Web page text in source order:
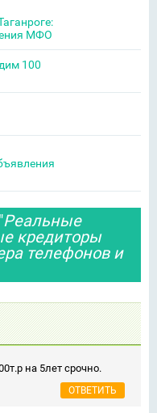
МФО
100
Реальные
кредиторы
телефонов и
на 5лет срочно.
ОТВЕТИТЬ